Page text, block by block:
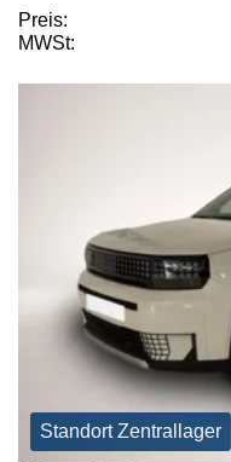
Preis:
MWSt:
Standort Zentrallager